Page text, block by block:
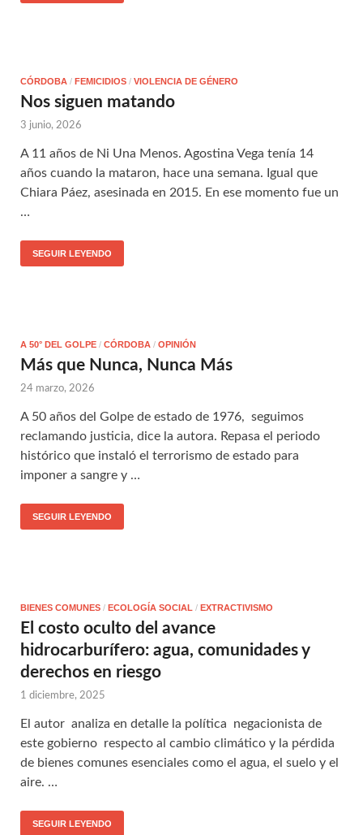
CÓRDOBA / FEMICIDIOS / VIOLENCIA DE GÉNERO
Nos siguen matando
3 junio, 2026
A 11 años de Ni Una Menos. Agostina Vega tenía 14
años cuando la mataron, hace una semana. Igual que
Chiara Páez, asesinada en 2015. En ese momento fue un
…
SEGUIR LEYENDO
A 50° DEL GOLPE / CÓRDOBA / OPINIÓN
Más que Nunca, Nunca Más
24 marzo, 2026
A 50 años del Golpe de estado de 1976, seguimos
reclamando justicia, dice la autora. Repasa el periodo
histórico que instaló el terrorismo de estado para
imponer a sangre y …
SEGUIR LEYENDO
BIENES COMUNES / ECOLOGÍA SOCIAL / EXTRACTIVISMO
El costo oculto del avance
hidrocarburífero: agua, comunidades y
derechos en riesgo
1 diciembre, 2025
El autor analiza en detalle la política negacionista de
este gobierno respecto al cambio climático y la pérdida
de bienes comunes esenciales como el agua, el suelo y el
aire. …
SEGUIR LEYENDO